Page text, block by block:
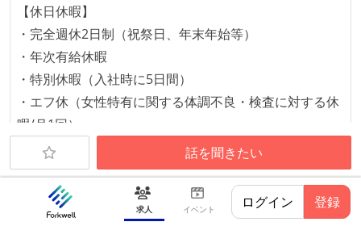
求人 イベント ログイン 登録
何らかのコーディング規約をチーム全体で遵守するよ
うにしている
提出されたコードには自動的にリグレッションテスト
が実行される環境が構築されている
コード品質評価ツールを導入して、メンバーが常に確
認できるようにしている
テストの実施度
ほとんどのプロダクトコードに単体テストを記述、実
施している
【休日休暇】
・完全週休2日制（祝祭日、年末年始等）
・年次有給休暇
・特別休暇（入社時に5日間）
・エフ休（女性特有に関する体調不良・検査に対する休
暇/月1回）
・慶弔休暇
・産休・育休
・子の看護等休暇
話を聞きたい